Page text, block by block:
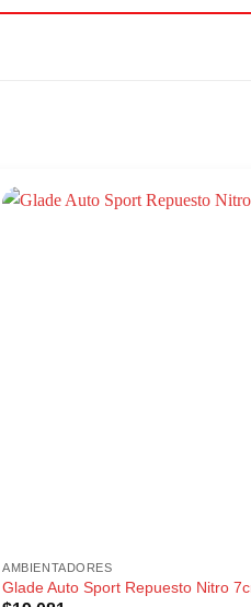
AMBIENTADORES
Glade Auto Sport Repuesto Nitro